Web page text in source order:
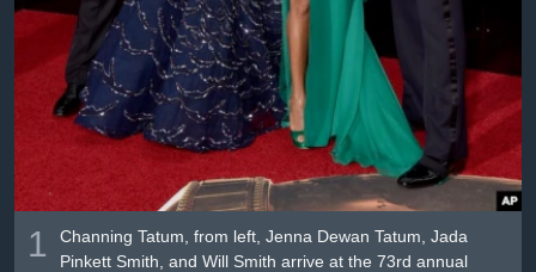
1
Channing Tatum, from left, Jenna Dewan Tatum, Jada
Pinkett Smith, and Will Smith arrive at the 73rd annual